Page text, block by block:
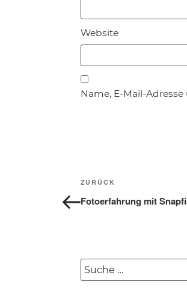
Website
Name, E-Mail-
Vorheriger
Beitrag
ZURÜCK
Fotoerfahrung mit
Suche
nach: